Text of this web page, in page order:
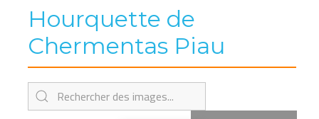
Hourquette de
Chermentas Piau